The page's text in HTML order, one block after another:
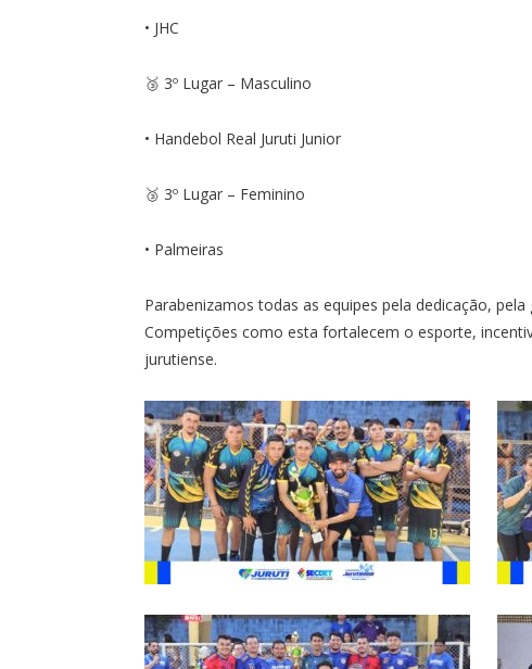
• JHC
🥉 3º Lugar – Masculino
• Handebol Real Juruti Junior
🥉 3º Lugar – Feminino
• Palmeiras
Parabenizamos todas as equipes pela dedicação,
Competições como esta fortalecem o esporte,
jurutiense.